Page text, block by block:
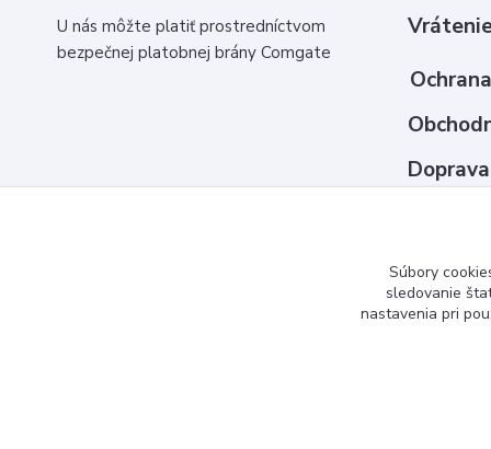
U nás môžte platiť prostredníctvom
bezpečnej platobnej brány Comgate
Ako
Kontakt
Súbory
sledovanie
nastavenia pri